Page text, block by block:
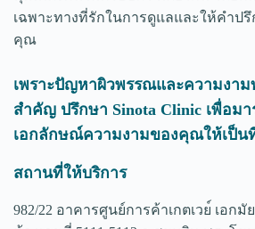
เฉพาะทางที่รักในการดูแลและให้คำป
คุณ
เพราะปัญหาผิวพรรณและความงาม
สำคัญ ปรึกษา Sinota Clinic เพื่อมา
เอกลักษณ์ความงามของคุณให้เป็น
สถานที่ให้บริการ
982/22 อาคารศูนย์การค้าเกตเวย์ เอก